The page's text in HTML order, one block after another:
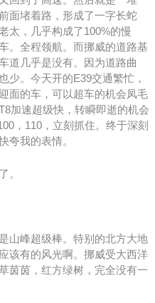
面堵着路，形成了一字长蛇
太，几乎构成了100%的慢
。全程领航。而挪威的道路基
道几乎是没有。因为道路曲
少。今天开的E39交通繁忙，
面的车，可以超车的机会凤毛
加速超级快，转瞬即逝的机会
，110，立刻抓住。终于深刻
夸我的表情。
。
山峰超级棒。特别的北方大地
该有的风光啊。挪威受大西洋
茵茵，红方绿树，完全没有一